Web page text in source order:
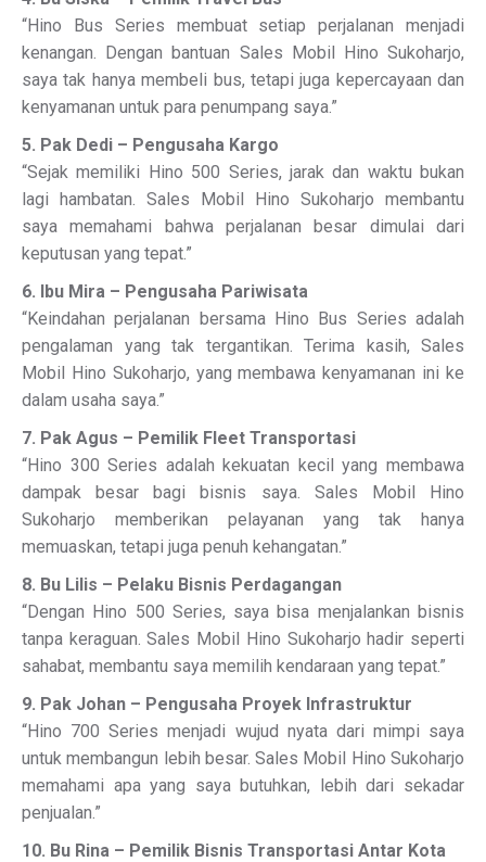
“Hino Bus Series membuat setiap perjalanan menjadi
kenangan. Dengan bantuan Sales Mobil Hino Sukoharjo,
saya tak hanya membeli bus, tetapi juga kepercayaan dan
kenyamanan untuk para penumpang saya.”
5. Pak Dedi – Pengusaha Kargo
“Sejak memiliki Hino 500 Series, jarak dan waktu bukan
lagi hambatan. Sales Mobil Hino Sukoharjo membantu
saya memahami bahwa perjalanan besar dimulai dari
keputusan yang tepat.”
6. Ibu Mira – Pengusaha Pariwisata
“Keindahan perjalanan bersama Hino Bus Series adalah
pengalaman yang tak tergantikan. Terima kasih, Sales
Mobil Hino Sukoharjo, yang membawa kenyamanan ini ke
dalam usaha saya.”
7. Pak Agus – Pemilik Fleet Transportasi
“Hino 300 Series adalah kekuatan kecil yang membawa
dampak besar bagi bisnis saya. Sales Mobil Hino
Sukoharjo memberikan pelayanan yang tak hanya
memuaskan, tetapi juga penuh kehangatan.”
8. Bu Lilis – Pelaku Bisnis Perdagangan
“Dengan Hino 500 Series, saya bisa menjalankan bisnis
tanpa keraguan. Sales Mobil Hino Sukoharjo hadir seperti
sahabat, membantu saya memilih kendaraan yang tepat.”
9. Pak Johan – Pengusaha Proyek Infrastruktur
“Hino 700 Series menjadi wujud nyata dari mimpi saya
untuk membangun lebih besar. Sales Mobil Hino Sukoharjo
memahami apa yang saya butuhkan, lebih dari sekadar
penjualan.”
10. Bu Rina – Pemilik Bisnis Transportasi Antar Kota